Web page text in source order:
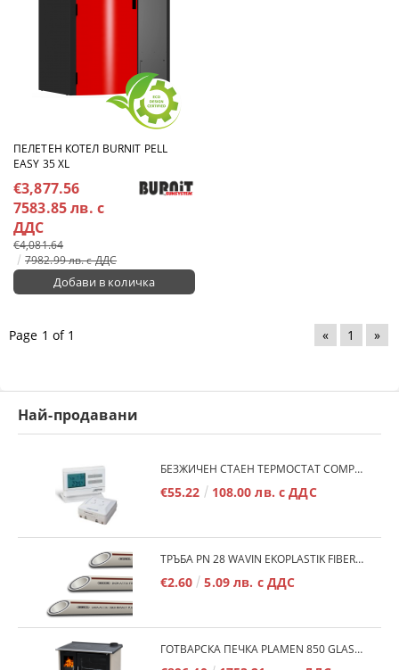
ПЕЛЕТЕН КОТЕЛ BURNIT PELL
EASY 35 XL
€3,877.56
7583.85 лв. с
ДДС
€4,081.64
7982.99 лв. с ДДС
Page 1 of 1 « 1 »
Най-продавани
БЕЗЖИЧЕН СТАЕН ТЕРМОСТАТ COMPUTHERM Q7RF
€55.22 108.00 лв. с ДДС
ТРЪБА PN 28 WAVIN EKOPLASTIK FIBER BASALT PLUS - 3М/БР.
€2.60 5.09 лв. с ДДС
ГОТВАРСКА ПЕЧКА PLAMEN 850 GLAS 11KW